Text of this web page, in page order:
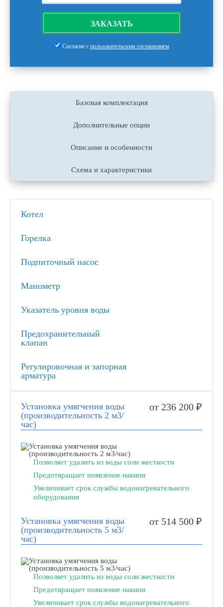
ЗАКАЗАТЬ
Согласие с пользовательским соглашением
Базовая комплектация
Дополнительные опции
Описание и особенности
Схема и характеристики
Котел
Горелка
Подпиточный насос
Манометр
Указатель уровня воды
Предохранительный
клапан
Регулировочная и запорная
арматура
Установка умягчения воды
(производительность 2 м3/
час)
от 236 200 ₽
Позволяет удалить из воды соли жесткости
Предотвращает появление накипи
Увеличивает срок службы водонагревательного
оборудования
Установка умягчения воды
(производительность 5 м3/
час)
от 514 500 ₽
Позволяет удалить из воды соли жесткости
Предотвращает появление накипи
Увеличивает срок службы водонагревательного